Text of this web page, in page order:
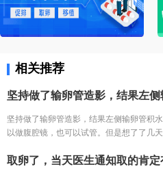
相关推荐
坚持做了输卵管造影，结果左侧输卵管积
以做腹腔镜，也可以试管。但是想了了几
我家离三附院比较近，打算直接去三附院，